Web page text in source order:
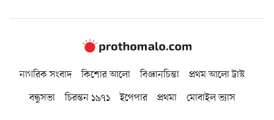
নাগরিক সংবাদ কিশোর আলো বিজ্ঞানচিন্তা
প্রথম আলো ট্রাস্ট
বন্ধুসভা
চিরন্তন ১৯৭১ ইপেপার প্রথমা মোবাইল ভ্যাস